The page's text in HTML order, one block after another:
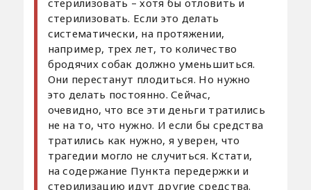
стерилизовать. Если это делать
систематически, на протяжении,
например, трех лет, то количество
бродячих собак должно уменьшиться.
Они перестанут плодиться. Но нужно
это делать постоянно. Сейчас,
очевидно, что все эти деньги тратились
не на то, что нужно. И если бы средства
тратились как нужно, я уверен, что
трагедии могло не случиться. Кстати,
на содержание Пункта передержки и
стерилизацию идут другие средства.